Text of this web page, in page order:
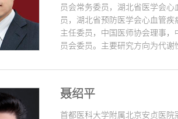
员会常务委员，湖北省医学会
员，湖北省预防医学会心血管
主任委员，中国医师协会理事
员会委员。主要研究方向为代
聂绍平
首都医科大学附属北京安贞医